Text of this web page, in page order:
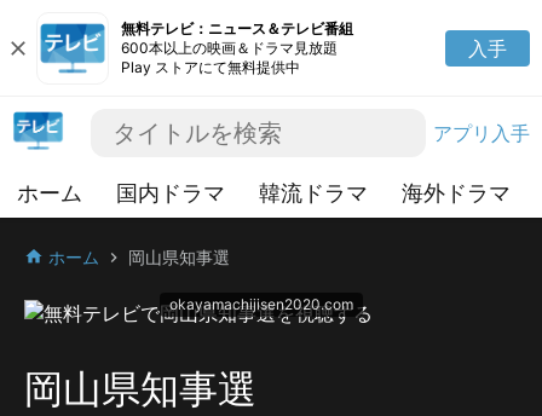
close
無料テレビ：ニュース＆テレビ番組
600本以上の映画＆ドラマ見放題
Play ストアにて無料提供中
入手
アプリ入手
ホーム 国内ドラマ 韓流ドラマ 海外ドラマ
home ホーム chevron_right 岡山県知事選
okayamachijisen2020.com
岡山県知事選